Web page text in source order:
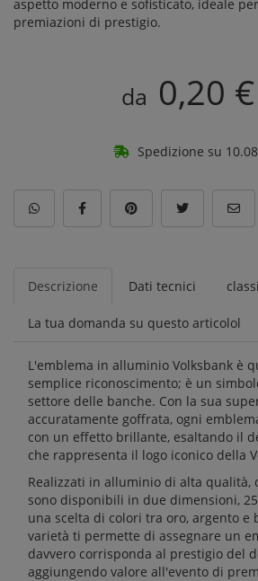
aspetto moderno e sofisticato, ideale
premiazioni di prestigio.
da 0,20
Spedizione su
Descrizione Dati tecnici
La tua domanda su questo articolol
L'emblema in alluminio Volksbank è
semplice riconoscimento; è un
settore delle banche. Con la sua
accuratamente goffrata, ogni
con un effetto brillante, esaltando il
che rappresenta il logo iconico della
Realizzati in alluminio di alta qualità,
sono disponibili in due dimensioni,
una scelta di colori tra oro, argento e
varietà ti permette di assegnare un
davvero corrisponda al prestigio del
aggiungendo valore all'evento di